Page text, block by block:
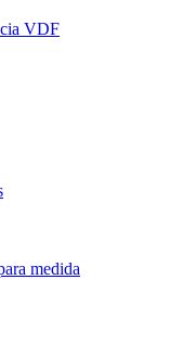
VDF
medida